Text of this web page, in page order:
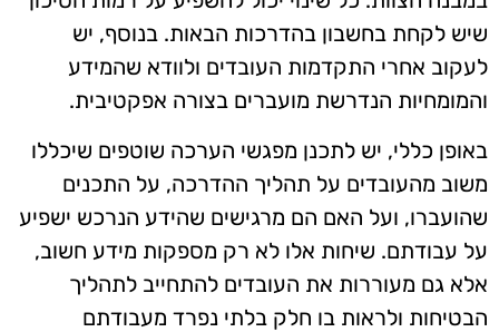
שיש לקחת בחשבון בהדרכות הבאות. בנוסף, יש
לעקוב אחרי התקדמות העובדים ולוודא שהמידע
והמומחיות הנדרשת מועברים בצורה אפקטיבית.
באופן כללי, יש לתכנן מפגשי הערכה שוטפים שיכללו
משוב מהעובדים על תהליך ההדרכה, על התכנים
שהועברו, ועל האם הם מרגישים שהידע הנרכש ישפיע
על עבודתם. שיחות אלו לא רק מספקות מידע חשוב,
אלא גם מעוררות את העובדים להתחייב לתהליך
הבטיחות ולראות בו חלק בלתי נפרד מעבודתם